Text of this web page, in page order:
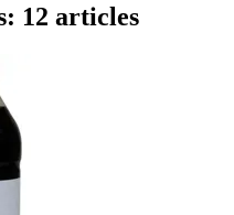
12 articles